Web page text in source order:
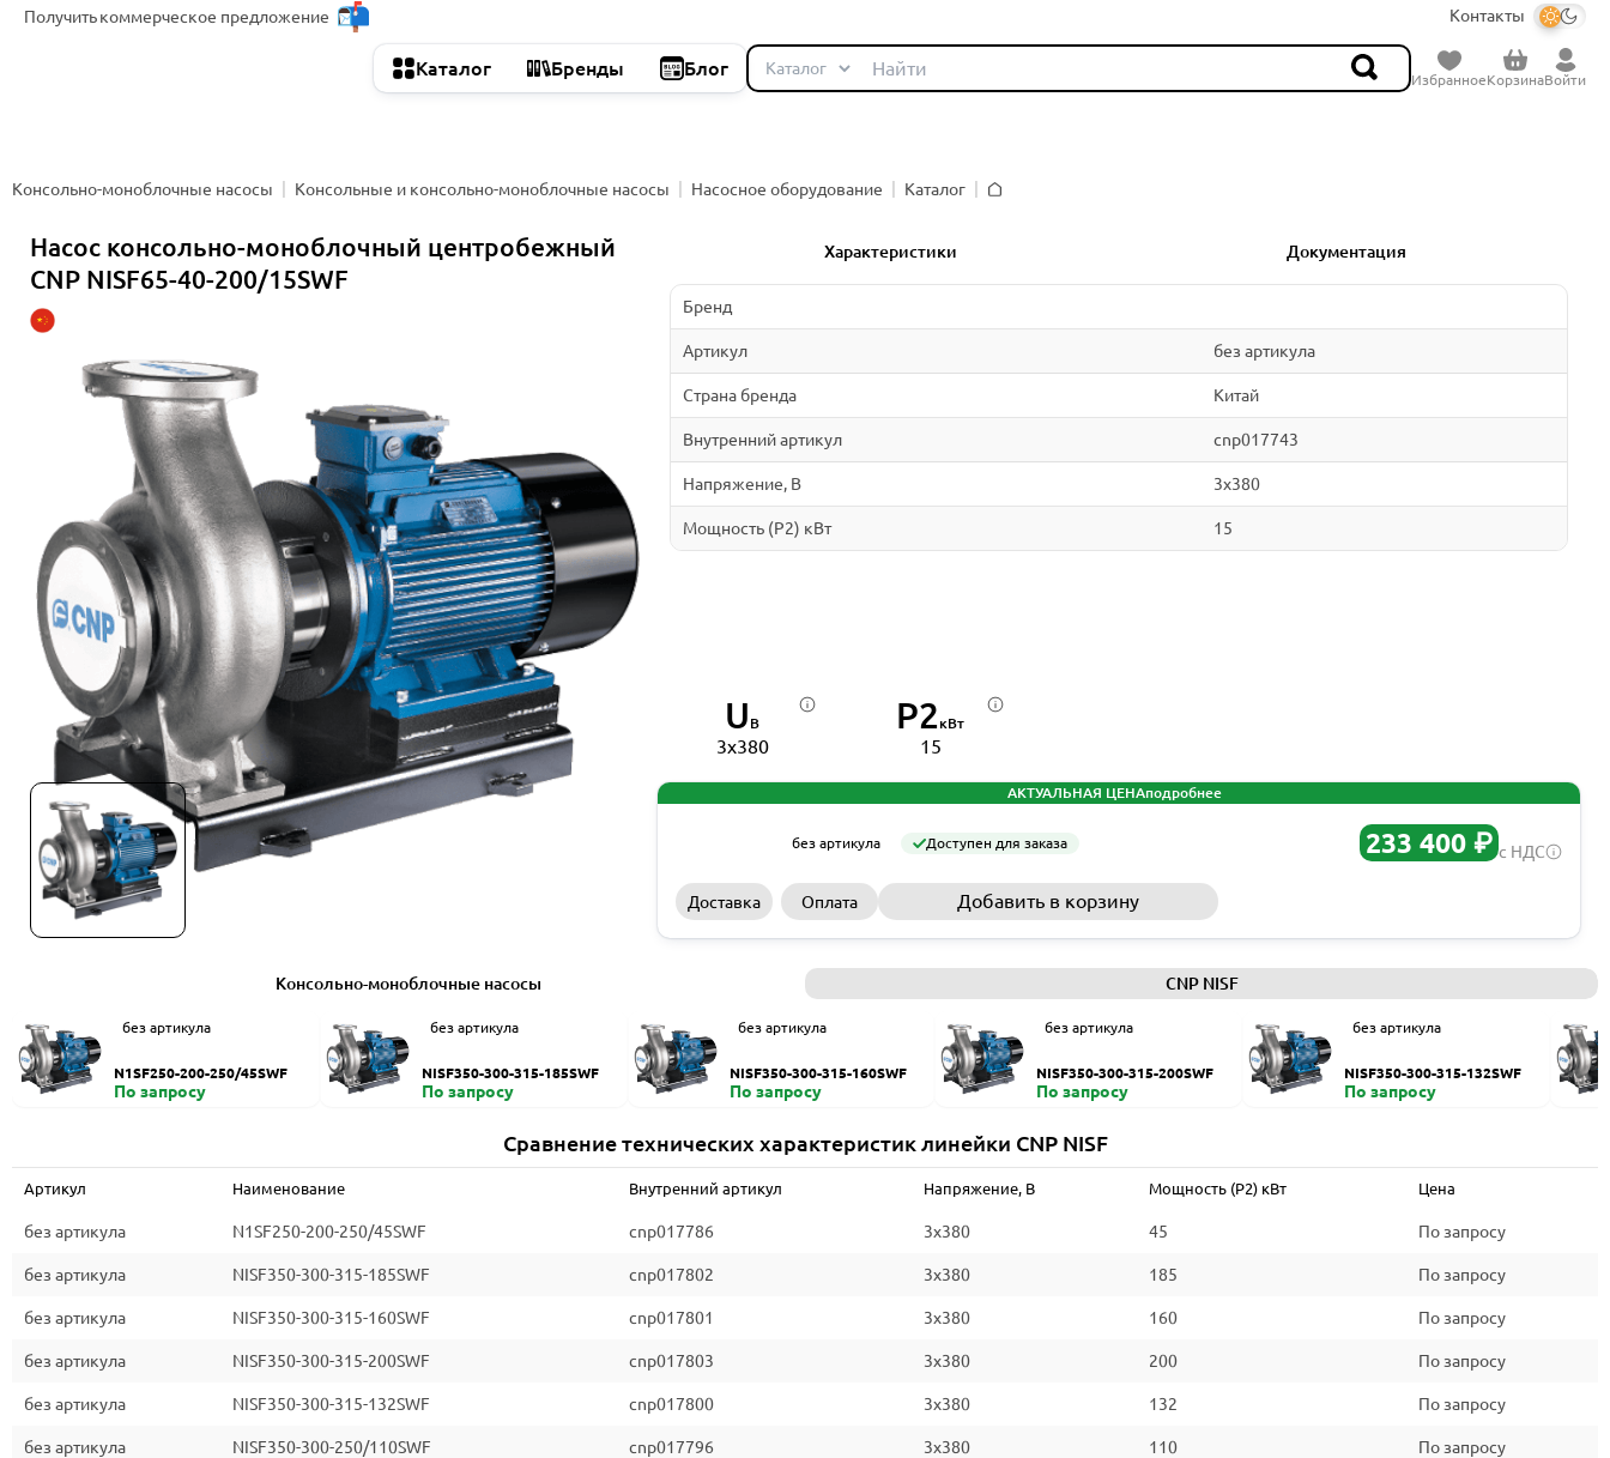
Получитькоммерческое предложение Контакты
Каталог Бренды Блог
ИзбранноеКорзинаВойти
Консольно-моноблочные насосы Консольные и консольно-моноблочные насосы Насосное оборудование
Каталог
Насос консольно-моноблочный центробежный
CNP NISF65-40-200/15SWF
Характеристики Документация
Бренд
Артикул без артикула
Страна бренда Китай
Внутренний артикул cnp017743
Напряжение, В 3x380
Мощность (P2) кВт 15
U В
3x380
P2кВт
15
АКТУАЛЬНАЯ ЦЕНАподробнее
без артикула Доступен для заказа 233 400 ₽ с НДС
Доставка Оплата Добавить в корзину
Консольно-моноблочные насосы CNP NISF
без артикула
N1SF250-200-250/45SWF
По запросу
без артикула
NISF350-300-315-185SWF
По запросу
без артикула
NISF350-300-315-160SWF
По запросу
без артикула
NISF350-300-315-200SWF
По запросу
без артикула
NISF350-300-315-132SWF
По запросу
Сравнение технических характеристик линейки CNP NISF
Артикул Наименование Внутренний артикул Напряжение, В Мощность (P2) кВт Цена
без артикула N1SF250-200-250/45SWF cnp017786 3x380 45 По запросу
без артикула NISF350-300-315-185SWF cnp017802 3x380 185 По запросу
без артикула NISF350-300-315-160SWF cnp017801 3x380 160 По запросу
без артикула NISF350-300-315-200SWF cnp017803 3x380 200 По запросу
без артикула NISF350-300-315-132SWF cnp017800 3x380 132 По запросу
без артикула NISF350-300-250/110SWF cnp017796 3x380 110 По запросу